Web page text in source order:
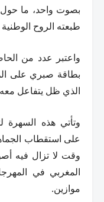
بصوت واحد، ما
طبعته الروح
واعتبر عدد من
بطاقة صبري على
الذي ظل يتفاعل
وتأتي هذه السهرة
على استقطاب
وقت لا تزال فيه
المغربي في
موازين.